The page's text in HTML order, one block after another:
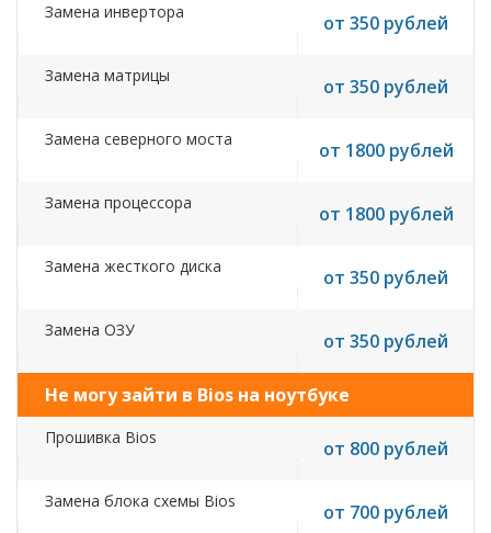
Замена инвертора от 350 рублей
Замена матрицы от 350 рублей
Замена северного моста от 1800 рублей
Замена процессора от 1800 рублей
Замена жесткого диска от 350 рублей
Замена ОЗУ от 350 рублей
Не могу зайти в Bios на ноутбуке
Прошивка Bios от 800 рублей
Замена блока схемы Bios от 700 рублей